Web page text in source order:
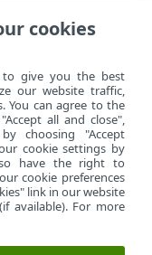
cookies
to give you the best
our website traffic,
You can agree to the
all and close",
choosing "Accept
cookie settings by
have the right to
cookie preferences
link in our website
available). For more